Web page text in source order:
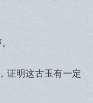
证明这古玉有一定